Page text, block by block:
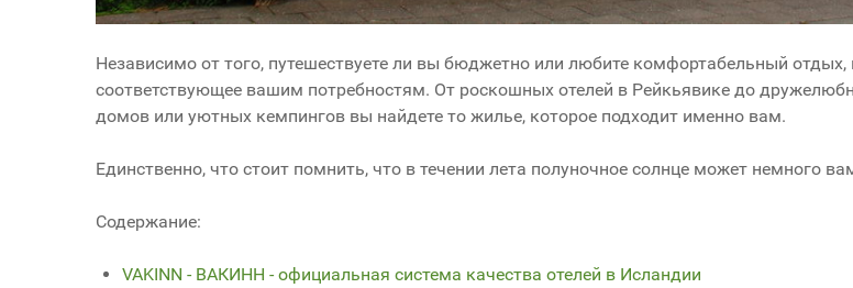
Независимо от того, путешествуете ли вы бюджетно или любите комфортабельный
соответствующее вашим потребностям. От роскошных отелей в Рейкьявике до
домов или уютных кемпингов вы найдете то жилье, которое подходит именно вам.
Единственно, что стоит помнить, что в течении лета полуночное солнце может немного
Содержание:
VAKINN - ВАКИНН - официальная система качества отелей в Исландии